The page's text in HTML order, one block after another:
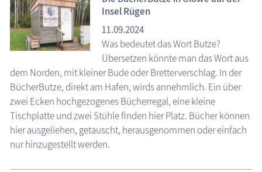
Insel Rügen
11.09.2024
Was bedeutet das Wort Butze?
Übersetzen könnte man das Wort aus
dem Norden, mit kleiner Bude oder Bretterverschlag. In der
BücherButze, direkt am Hafen, wirds annehmlich. Ein über
zwei Ecken hochgezogenes Bücherregal, eine kleine
Tischplatte und zwei Stühle finden hier Platz. Bücher können
hier ausgeliehen, getauscht, herausgenommen oder einfach
nur hinzugestellt werden.